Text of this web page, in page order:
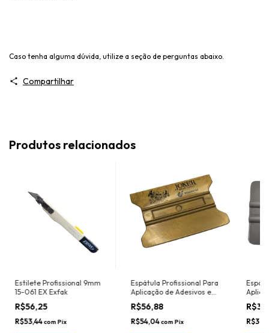
Caso tenha alguma dúvida, utilize a seção de perguntas abaixo.
Compartilhar
Produtos relacionados
Estilete Profissional 9mm
15-061 EX Exfak
R$56,25
R$53,44com Pix
Espátula Profissional Para
Aplicação de Adesivos e
Insulfilm Largura 11cm
Marca Joker Ref. 3072 Cor:
Dourada (Nylon -
Resistente ao calor)
R$56,88
R$54,04com Pix
Marca
Cor: